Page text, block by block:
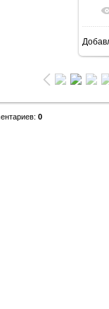
: 0